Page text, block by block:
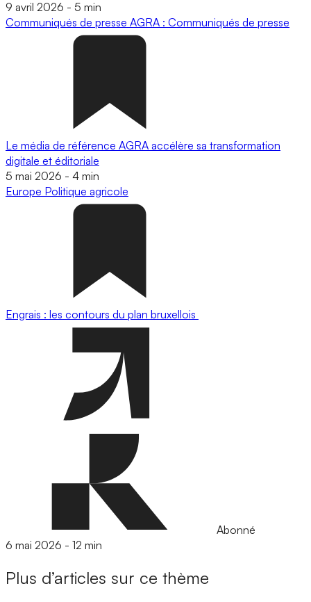
9 avril 2026 - 5 min
Communiqués de presse AGRA : Communiqués de presse
Le média de référence AGRA accélère sa transformation
digitale et éditoriale
5 mai 2026 - 4 min
Europe Politique agricole
Engrais : les contours du plan bruxellois
Abonné
6 mai 2026 - 12 min
Plus d’articles sur ce thème